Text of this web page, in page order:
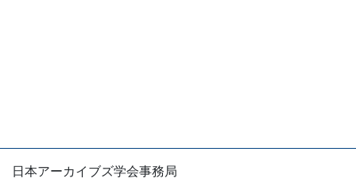
2026年1月13日
学会誌『アーカイブズ学研究』第43号
日本アーカイブズ学会事務局